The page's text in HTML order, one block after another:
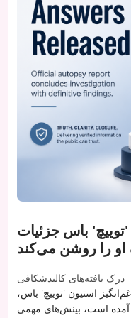
باس جزئیات
را روشن می‌کند
درک یافته‌های کالبدشکافی
استیون 'توییچ' باس،
است، بینش‌های مهمی